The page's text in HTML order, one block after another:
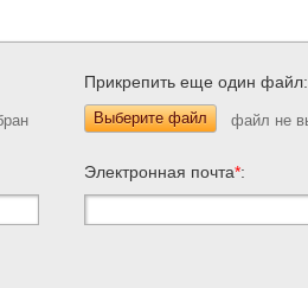
Прикрепить еще один файл:
Выберите файл
Электронная почта*: